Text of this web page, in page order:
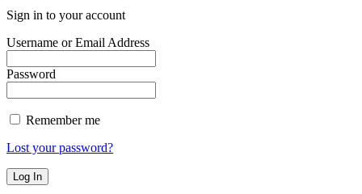
Sign in to your account
Username or Email Address
Password
Remember me
Lost your password?